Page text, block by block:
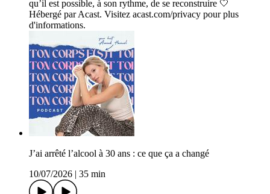
qu’il est possible, à son rythme, de se reconstruire 🤍
Hébergé par Acast. Visitez acast.com/privacy pour plus
d'informations.
J’ai arrêté l’alcool à 30 ans : ce que ça a changé
10/07/2026
35 min